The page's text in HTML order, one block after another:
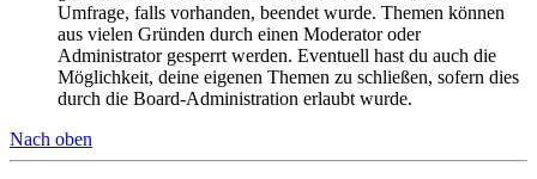
Umfrage, falls vorhanden, beendet wurde. Themen können
aus vielen Gründen durch einen Moderator oder
Administrator gesperrt werden. Eventuell hast du auch die
Möglichkeit, deine eigenen Themen zu schließen, sofern dies
durch die Board-Administration erlaubt wurde.
Nach oben